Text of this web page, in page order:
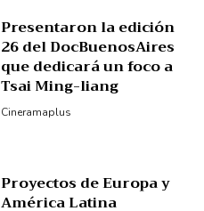
Presentaron la edición
26 del DocBuenosAires
que dedicará un foco a
Tsai Ming-liang
Cineramaplus
Proyectos de Europa y
América Latina